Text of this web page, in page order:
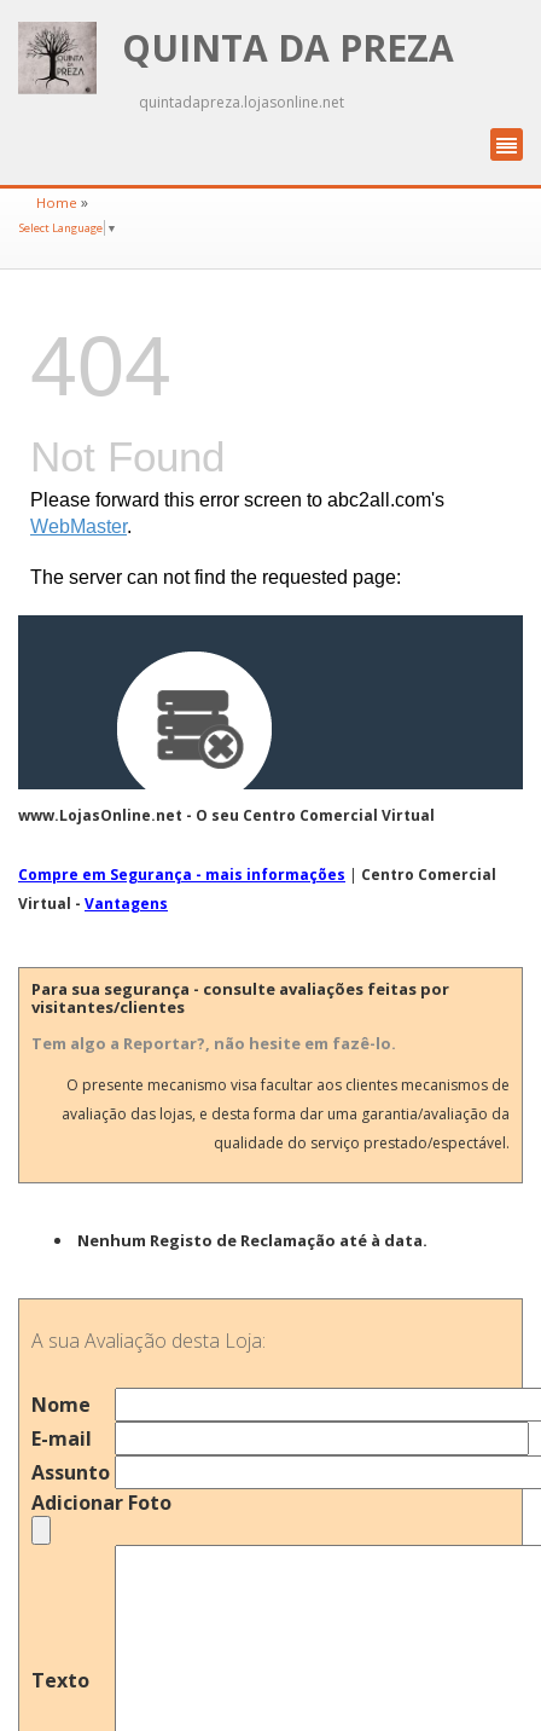
QUINTA DA PREZA
quintadapreza.lojasonline.net
Home »
Select Language ▼
www.LojasOnline.net - O seu Centro Comercial Virtual
Compre em Segurança - mais informações | Centro Comercial
Virtual - Vantagens
Para sua segurança - consulte avaliações feitas por
visitantes/clientes
Tem algo a Reportar?, não hesite em fazê-lo.
O presente mecanismo visa facultar aos clientes mecanismos de
avaliação das lojas, e desta forma dar uma garantia/avaliação da
qualidade do serviço prestado/espectável.
Nenhum Registo de Reclamação até à data.
A sua Avaliação desta Loja:
Nome
E-mail
Assunto
Adicionar Foto
Texto